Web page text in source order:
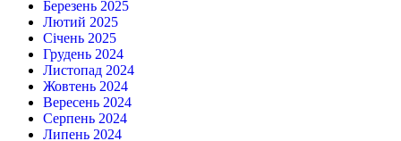
Березень 2025
Лютий 2025
Січень 2025
Грудень 2024
Листопад 2024
Жовтень 2024
Вересень 2024
Серпень 2024
Липень 2024